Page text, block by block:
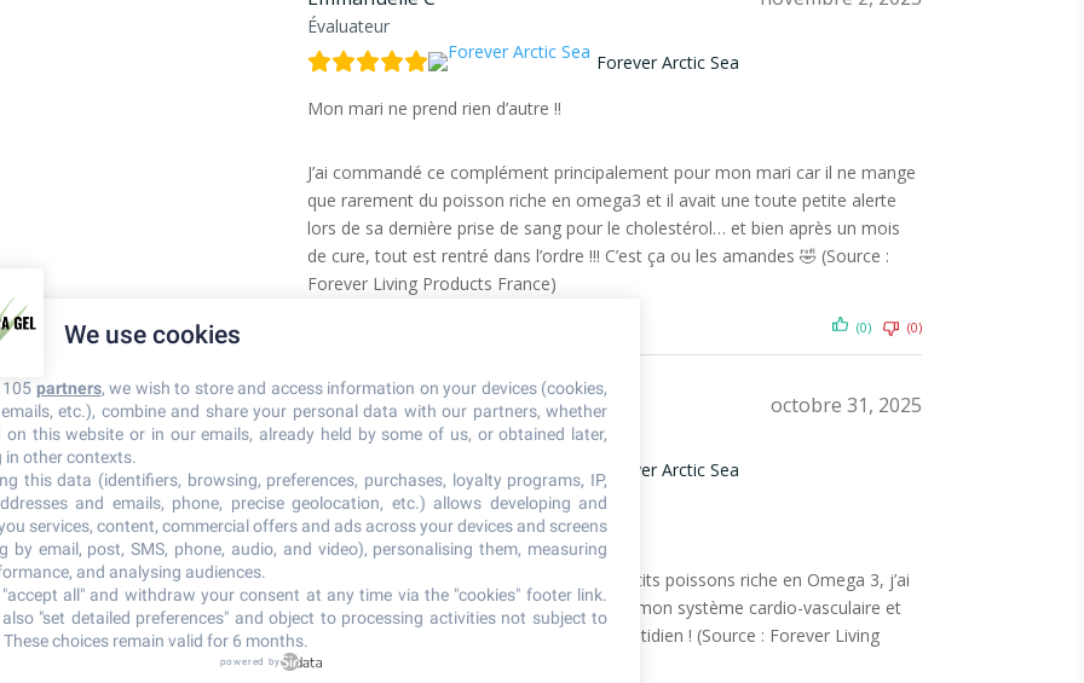
Évaluateur
Forever Arctic Sea
Mon mari ne prend rien d’autre !!
J’ai commandé ce complément principalement pour mon mari car il ne mange
que rarement du poisson riche en omega3 et il avait une toute petite alerte
lors de sa dernière prise de sang pour le cholestérol… et bien après un mois
de cure, tout est rentré dans l’ordre !!! C’est ça ou les amandes 🤣 (Source :
Forever Living Products France)
(0) (0)
Susana A
Évaluateur
octobre 31, 2025
Forever Arctic Sea
Mon apport en omégas 3 quotidien :
Comme je ne mange pas beaucoup de petits poissons riche en Omega 3, j’ai
trouvé un super complément qui soutient mon système cardio-vasculaire et
ma vision. Un indispensable dans mon quotidien ! (Source : Forever Living
Products France)
We use cookies
partners, we wish to store and access information on your devices (cookies,
etc.), combine and share your personal data with our partners, whether
on this website or in our emails, already held by some of us, or obtained later,
in other contexts.
this data (identifiers, browsing, preferences, purchases, loyalty programs, IP,
and emails, phone, precise geolocation, etc.) allows developing and
services, content, commercial offers and ads across your devices and screens
by email, post, SMS, phone, audio, and video), personalising them, measuring
and analysing audiences.
all" and withdraw your consent at any time via the "cookies" footer link.
"set detailed preferences" and object to processing activities not subject to
choices remain valid for 6 months.
powered by